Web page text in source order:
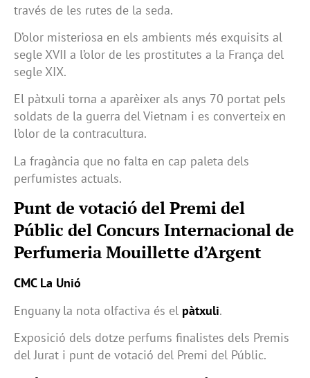
través de les rutes de la seda.
D’olor misteriosa en els ambients més exquisits al
segle XVII a l’olor de les prostitutes a la França del
segle XIX.
El pàtxuli torna a aparèixer als anys 70 portat pels
soldats de la guerra del Vietnam i es converteix en
l’olor de la contracultura.
La fragància que no falta en cap paleta dels
perfumistes actuals.
Punt de votació del Premi del
Públic del Concurs Internacional de
Perfumeria Mouillette d’Argent
CMC La Unió
Enguany la nota olfactiva és el pàtxuli.
Exposició dels dotze perfums finalistes dels Premis
del Jurat i punt de votació del Premi del Públic.